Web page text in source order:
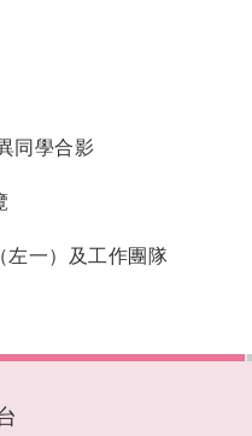
同學合影
左一）及工作團隊